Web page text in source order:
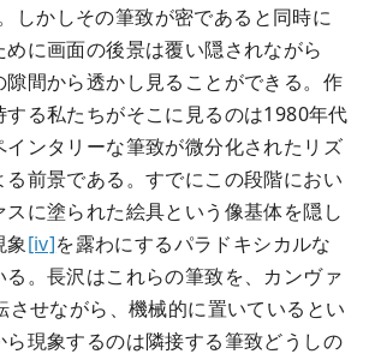
しかしその筆致が密であると同時に
めに画面の後景は覆い隠されながら
隙間から透かし見ることができる。作
る私たちがそこに見るのは1980年代
ンタリーな筆致が微分化されたリズ
る前景である。すでにこの段階におい
に塗られた絵具という像基体を隠し
象[iv]を露わにするパラドキシカルな
。長沢はこれらの筆致を、カンヴァ
させながら、機械的に置いているとい
ら現象するのは隣接する筆致どうしの